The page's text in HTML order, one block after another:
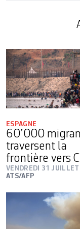
ESPAGNE
60’000
traversent la
frontière vers
VENDREDI 31
ATS/AFP